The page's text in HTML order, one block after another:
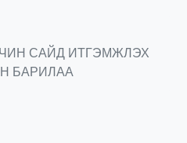
САЙД ИТГЭМЖЛЭХ
БАРИЛАА